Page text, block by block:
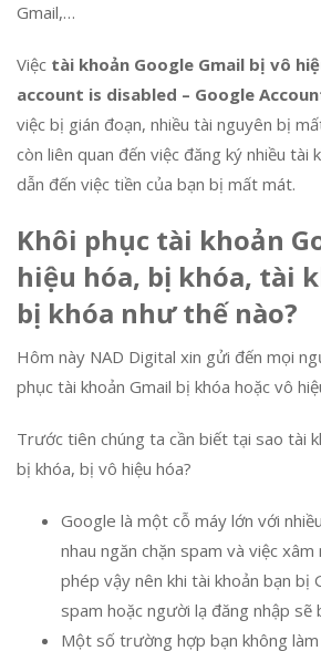
Gmail,…
Việc tài khoản Google Gmail bị vô
account is disabled – Google
việc bị gián đoạn, nhiều tài nguyên bị
còn liên quan đến việc đăng ký nhiều tài
dẫn đến việc tiền của bạn bị mất mát.
Khôi phục tài khoản
hiệu hóa, bị khóa, tài
bị khóa như thế nào?
Hôm này NAD Digital xin gửi đến mọi
phục tài khoản Gmail bị khóa hoặc vô
Trước tiên chúng ta cần biết tại sao tài
bị khóa, bị vô hiệu hóa?
Google là một cỗ máy lớn với
nhau ngăn chặn spam và việc
phép vậy nên khi tài khoản bạn bị
spam hoặc người lạ đăng nhập sẽ
Một số trường hợp bạn không